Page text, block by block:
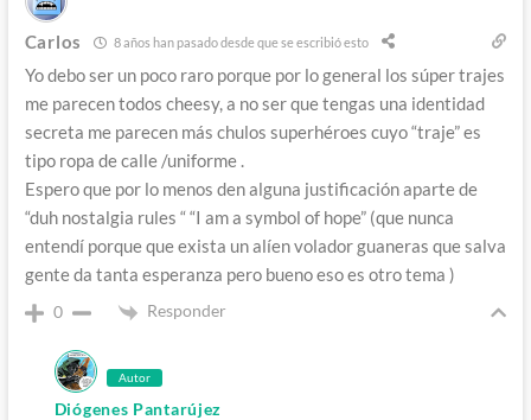
Carlos 8 años han pasado desde que se escribió esto
Yo debo ser un poco raro porque por lo general los súper trajes
me parecen todos cheesy, a no ser que tengas una identidad
secreta me parecen más chulos superhéroes cuyo “traje” es
tipo ropa de calle /uniforme .
Espero que por lo menos den alguna justificación aparte de
“duh nostalgia rules “ “I am a symbol of hope” (que nunca
entendí porque que exista un alíen volador guaneras que salva
gente da tanta esperanza pero bueno eso es otro tema )
0 Responder
Autor
Diógenes Pantarújez